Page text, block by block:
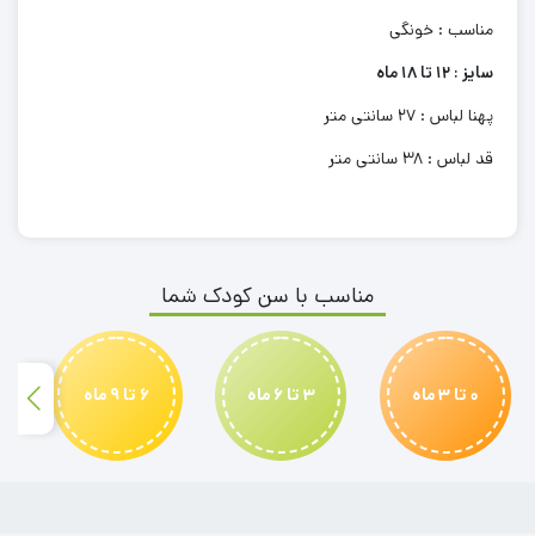
مناسب : خونگی
سایز : 12 تا 18 ماه
پهنا لباس : 27 سانتی متر
قد لباس : 38 سانتی متر
مناسب با سن کودک شما
0 تا 3 ماه 3 تا 6 ماه 6 تا 9 ماه